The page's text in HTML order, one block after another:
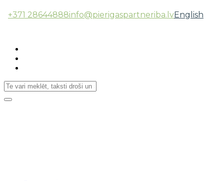
+371 28644888info@pierigaspartneriba.lvEnglish
Toggle